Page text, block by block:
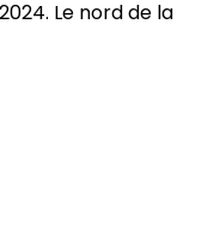
Le nord de la